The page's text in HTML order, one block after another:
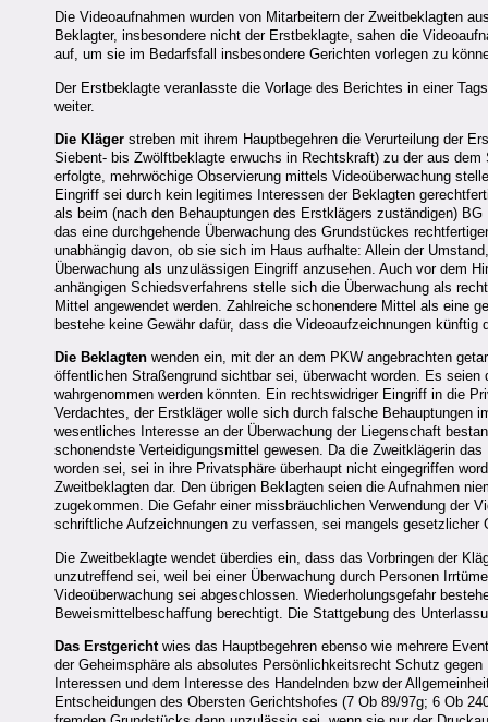
Die Videoaufnahmen wurden von Mitarbeitern der Zweitbeklagten
Beklagter, insbesondere nicht der Erstbeklagte, sahen die
auf, um sie im Bedarfsfall insbesondere Gerichten vorlegen zu
Der Erstbeklagte veranlasste die Vorlage des Berichtes in einer
weiter.
Die Kläger streben mit ihrem Hauptbegehren die Verurteilung der
Siebent- bis Zwölftbeklagte erwuchs in Rechtskraft) zu der aus
erfolgte, mehrwöchige Observierung mittels Videoüberwachung
Eingriff sei durch kein legitimes Interessen der Beklagten
als beim (nach den Behauptungen des Erstklägers zuständigen)
das eine durchgehende Überwachung des Grundstückes
unabhängig davon, ob sie sich im Haus aufhalte: Allein der
Überwachung als unzulässigen Eingriff anzusehen. Auch vor dem
anhängigen Schiedsverfahrens stelle sich die Überwachung als
Mittel angewendet werden. Zahlreiche schonendere Mittel als eine
bestehe keine Gewähr dafür, dass die Videoaufzeichnungen
Die Beklagten wenden ein, mit der an dem PKW angebrachten
öffentlichen Straßengrund sichtbar sei, überwacht worden. Es
wahrgenommen werden könnten. Ein rechtswidriger Eingriff in die
Verdachtes, der Erstkläger wolle sich durch falsche Behauptungen
wesentliches Interesse an der Überwachung der Liegenschaft
schonendste Verteidigungsmittel gewesen. Da die Zweitklägerin
worden sei, sei in ihre Privatsphäre überhaupt nicht eingegriffen
Zweitbeklagten dar. Den übrigen Beklagten seien die Aufnahmen
zugekommen. Die Gefahr einer missbräuchlichen Verwendung der
schriftliche Aufzeichnungen zu verfassen, sei mangels gesetzlicher
Die Zweitbeklagte wendet überdies ein, dass das Vorbringen der
unzutreffend sei, weil bei einer Überwachung durch Personen
Videoüberwachung sei abgeschlossen. Wiederholungsgefahr
Beweismittelbeschaffung berechtigt. Die Stattgebung des
Das Erstgerichtwies das Hauptbegehren ebenso wie mehrere
der Geheimsphäre als absolutes Persönlichkeitsrecht Schutz
Interessen und dem Interesse des Handelnden bzw der
Entscheidungen des Obersten Gerichtshofes (7 Ob 89/97g; 6 Ob